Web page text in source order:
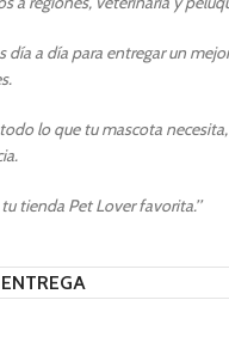
día a día para entregar un
lo que tu mascota
tienda Pet Lover favorita.’’